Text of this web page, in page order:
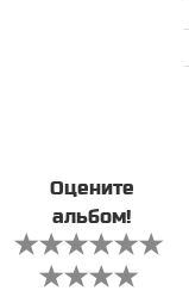
Оцените
альбом!